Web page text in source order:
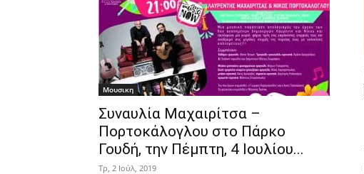
Μουσικη
Συναυλία Μαχαιρίτσα –
Πορτοκάλογλου στο Πάρκο
Γουδή, την Πέμπτη, 4 Ιουλίου...
Τρ, 2 Ιούλ, 2019